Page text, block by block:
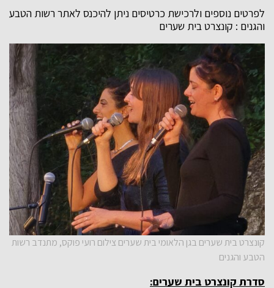
לפרטים נוספים ולרכישת כרטיסים ניתן להיכנס לאתר רשות הטבע
והגנים : קונצרט בית שערים
קונצרט בית שערים בגן הלאומי בית שערים צילום רועי פוקס, מתנדב רשות
הטבע והגנים
סדרת קונצרט בית שערים: